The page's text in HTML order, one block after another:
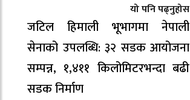
यो पनि पढ्नुहोस
जटिल हिमाली भूभागमा नेपाली
सेनाको उपलब्धि: ३२ सडक आयोजना
सम्पन्न, १,४११ किलोमिटरभन्दा बढी
सडक निर्माण